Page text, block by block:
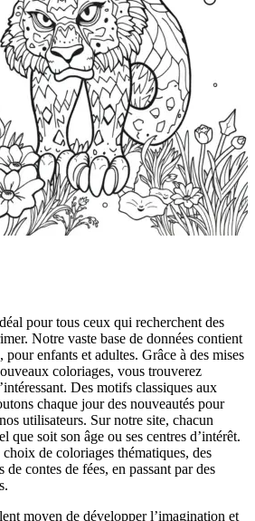
pour tous ceux qui recherchent des
Notre vaste base de données contient
pour enfants et adultes. Grâce à des mises
coloriages, vous trouverez
Des motifs classiques aux
chaque jour des nouveautés pour
utilisateurs. Sur notre site, chacun
que soit son âge ou ses centres d’intérêt.
de coloriages thématiques, des
contes de fées, en passant par des
moyen de développer l’imagination et